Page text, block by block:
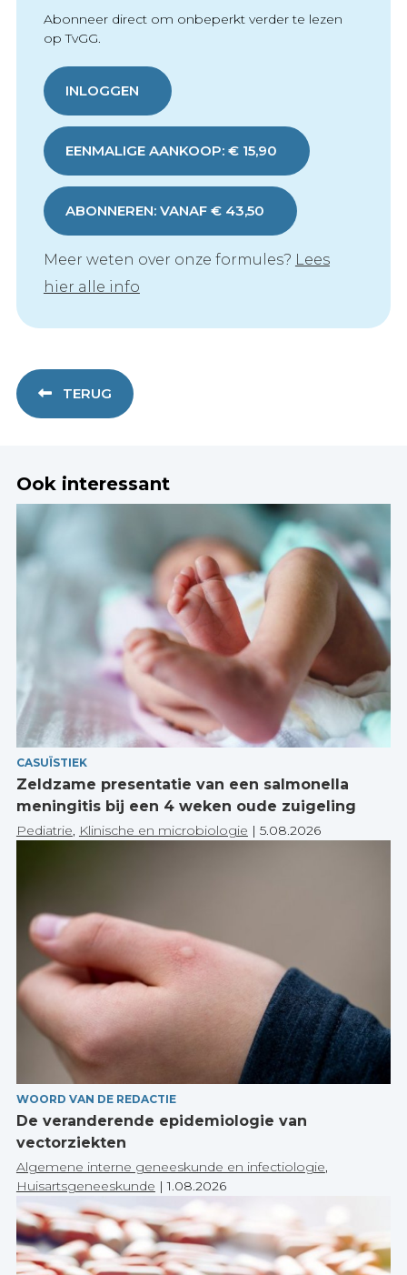
Abonneer direct om onbeperkt verder te lezen
op TvGG.
INLOGGEN
EENMALIGE AANKOOP: € 15,90
ABONNEREN: VANAF € 43,50
Meer weten over onze formules? Lees
hier alle info
TERUG
Ook interessant
CASUÏSTIEK
Zeldzame presentatie van een salmonella
meningitis bij een 4 weken oude zuigeling
Pediatrie, Klinische en microbiologie | 5.08.2026
WOORD VAN DE REDACTIE
De veranderende epidemiologie van
vectorziekten
Algemene interne geneeskunde en infectiologie,
Huisartsgeneeskunde |1.08.2026